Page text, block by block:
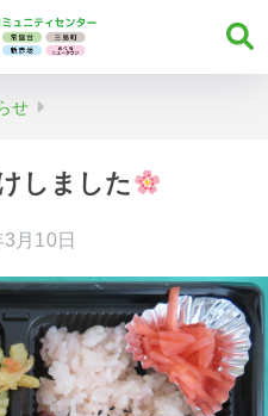
せ
しました
月10日